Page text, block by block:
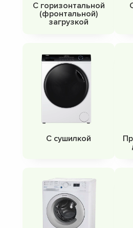
С горизонтальной
(фронтальной)
загрузкой
С сушилкой